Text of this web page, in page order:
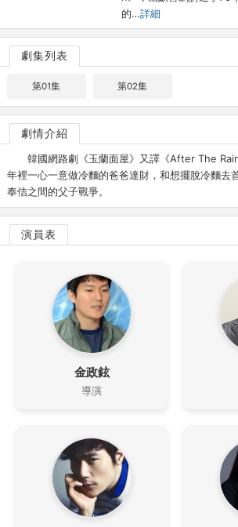
的…詳細
劇集列表
第01集 第02集
劇情介紹
韓國網路劇《玉蘭面屋》又譯《After The
年裡一心一意做冷麵的爸爸達財，和想擺脫冷麵去
奉佶之間的父子戰爭。
演員表
金政鉉
導演